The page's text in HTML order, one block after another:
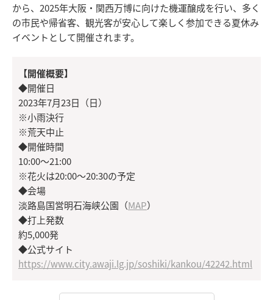
から、2025年大阪・関西万博に向けた機運醸成を行い、多く
の市民や帰省客、観光客が安心して楽しく参加できる夏休み
イベントとして開催されます。
【開催概要】
◆開催日
2023年7月23日（日）
※小雨決行
※荒天中止
◆開催時間
10:00～21:00
※花火は20:00～20:30の予定
◆会場
淡路島国営明石海峡公園（MAP）
◆打上発数
約5,000発
◆公式サイト
https://www.city.awaji.lg.jp/soshiki/kankou/42242.html